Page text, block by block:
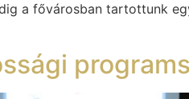
a fővárosban tartottunk